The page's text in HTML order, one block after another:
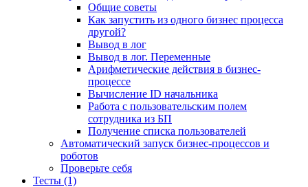
Общие советы
Как запустить из одного бизнес процесса
другой?
Вывод в лог
Вывод в лог. Переменные
Арифметические действия в бизнес-
процессе
Вычисление ID начальника
Работа с пользовательским полем
сотрудника из БП
Получение списка пользователей
Автоматический запуск бизнес-процессов и
роботов
Проверьте себя
Тесты (1)